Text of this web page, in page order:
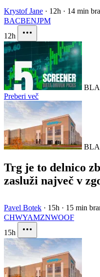
Krystof Jane · 12h · 14 min
BACBENJPM
12h
Preberi več
Trg je to delnico
zasluži največ v
Pavel Botek · 15h · 15 min
CHWYAMZNWOOF
15h